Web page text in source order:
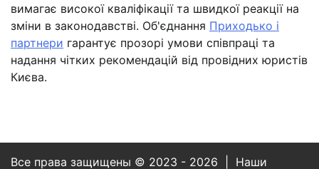
вимагає високої кваліфікації та швидкої реакції на
зміни в законодавстві. Об'єднання Приходько і
партнери гарантує прозорі умови співпраці та
надання чітких рекомендацій від провідних юристів
Києва.
Все права защищены © 2023 - 2026 | Наши